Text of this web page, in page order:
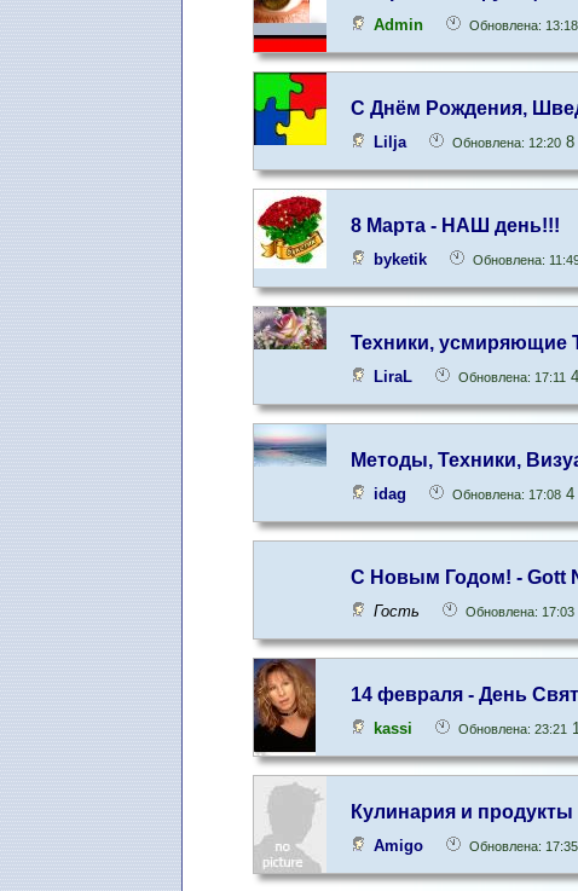
Admin Обновлена: 13:18
С Днём Рождения,
Lilja Обновлена: 12:208
8 Марта - НАШ день!!!
byketik Обновлена:
Техники, усмиряющие
LiraL Обновлена: 17:114
Методы, Техники,
idag Обновлена: 17:084
С Новым Годом! - Gott
Гость Обновлена: 17:03
14 февраля - День
kassi Обновлена: 23:21
Кулинария и продукты
Amigo Обновлена: 17:35